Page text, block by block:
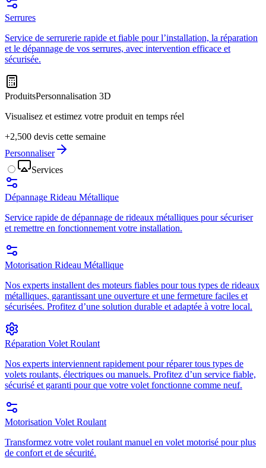
Serrures
Service de serrurerie rapide et fiable pour l’installation, la réparation
et le dépannage de vos serrures, avec intervention efficace et
sécurisée.
ProduitsPersonnalisation 3D
Visualisez et estimez votre produit en temps réel
+2,500 devis cette semaine
Personnaliser
Services
Dépannage Rideau Métallique
Service rapide de dépannage de rideaux métalliques pour sécuriser
et remettre en fonctionnement votre installation.
Motorisation Rideau Métallique
Nos experts installent des moteurs fiables pour tous types de rideaux
métalliques, garantissant une ouverture et une fermeture faciles et
sécurisées. Profitez d’une solution durable et adaptée à votre local.
Réparation Volet Roulant
Nos experts interviennent rapidement pour réparer tous types de
volets roulants, électriques ou manuels. Profitez d’un service fiable,
sécurisé et garanti pour que votre volet fonctionne comme neuf.
Motorisation Volet Roulant
Transformez votre volet roulant manuel en volet motorisé pour plus
de confort et de sécurité.